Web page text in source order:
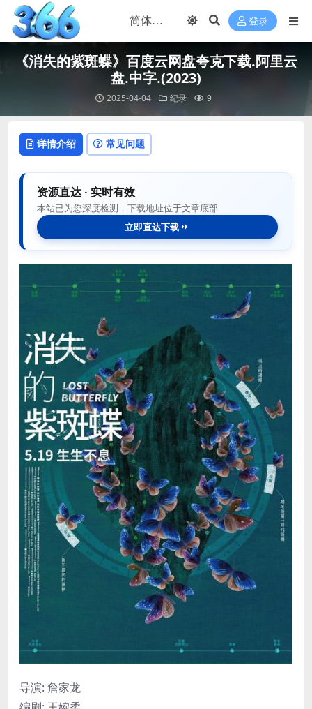
登录
《消失的紫斑蝶》百度云网盘夸克下载.阿里云
盘.中字.(2023)
2025-04-04 纪录 9
详情介绍 常见问题
资源直达 · 实时有效
本站已为您深度检测，下载地址位于文章底部
立即直达下载
导演: 詹家龙